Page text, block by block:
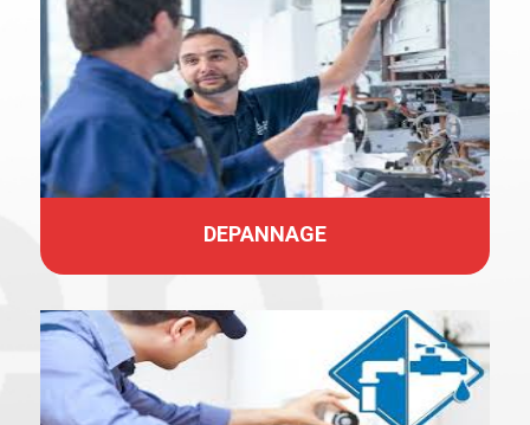
DEPANNAGE